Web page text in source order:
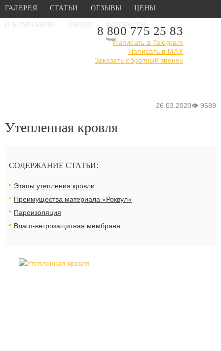
ГАЛЕРЕЯ СТАТЬИ ОТЗЫВЫ ЦЕНЫ
О КОМПАНИИ АКЦИИ КОНТАКТЫ
8 800 775 25 83
Написать в Telegram
Написать в MAX
Заказать обратный звонок
Утепленная кровля
26.03.2020👁 9589
Утепленная кровля
СОДЕРЖАНИЕ СТАТЬИ:
Этапы утепления кровли
Преимущества материала «Роквул»
Пароизоляция
Влаго-ветрозащитная мембрана